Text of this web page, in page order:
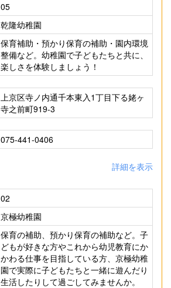
05
乾隆幼稚園
保育補助・預かり保育の補助・園内環境
整備など。幼稚園で子どもたちと共に、
楽しさを体験しましょう！
上京区寺ノ内通千本東入1丁目下る姥ヶ
寺之前町919-3
075-441-0406
詳細を表示
02
京極幼稚園
保育の補助、預かり保育の補助など。子
どもが好きな方やこれから幼児教育にか
かわる仕事を目指している方、京極幼稚
園で実際に子どもたちと一緒に遊んだり
生活したりして過ごしてみませんか。